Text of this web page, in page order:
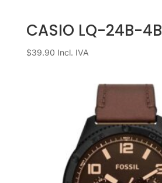
CASIO LQ-24B-4B
$39.90 Incl. IVA